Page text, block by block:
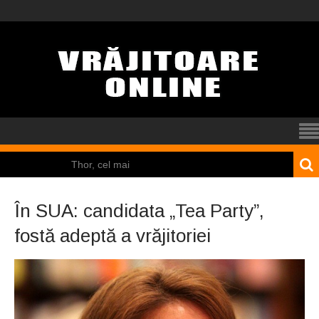
Thor, cel mai
El Tio
Mamona
Nicolas Cage a fost
În SUA: candidata „Tea Party”,
fostă adeptă a vrăjitoriei